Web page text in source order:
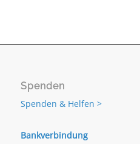
Spenden
Spenden & Helfen >
Bankverbindung